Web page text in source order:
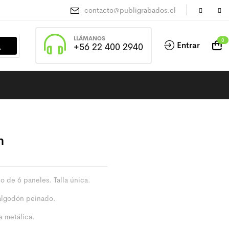
contacto@publigrabados.cl
LLÁMANOS
+56 22 400 2940 Entrar 0
de 6 paneles. Talla única.
peinado.
metálica.